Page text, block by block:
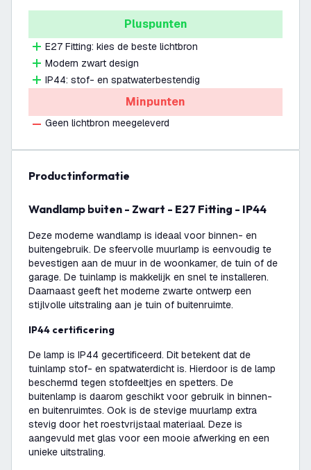
Pluspunten
E27 Fitting: kies de beste lichtbron
Modern zwart design
IP44: stof- en spatwaterbestendig
Minpunten
Geen lichtbron meegeleverd
productinformatie
Wandlamp buiten - Zwart - E27 Fitting - IP44
Deze moderne wandlamp is ideaal voor binnen- en
buitengebruik. De sfeervolle muurlamp is eenvoudig te
bevestigen aan de muur in de woonkamer, de tuin of de
garage. De tuinlamp is makkelijk en snel te installeren.
Daarnaast geeft het moderne zwarte ontwerp een
stijlvolle uitstraling aan je tuin of buitenruimte.
IP44 certificering
De lamp is IP44 gecertificeerd. Dit betekent dat de
tuinlamp stof- en spatwaterdicht is. Hierdoor is de lamp
beschermd tegen stofdeeltjes en spetters. De
buitenlamp is daarom geschikt voor gebruik in binnen-
en buitenruimtes. Ook is de stevige muurlamp extra
stevig door het roestvrijstaal materiaal. Deze is
aangevuld met glas voor een mooie afwerking en een
unieke uitstraling.